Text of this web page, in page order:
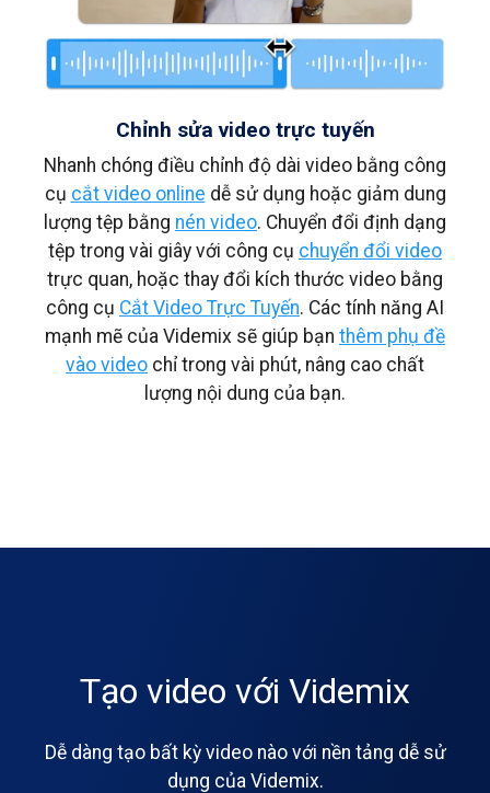
Chỉnh sửa video trực tuyến
Nhanh chóng điều chỉnh độ dài video bằng công
cụ cắt video online dễ sử dụng hoặc giảm dung
lượng tệp bằng nén video. Chuyển đổi định dạng
tệp trong vài giây với công cụ chuyển đổi video
trực quan, hoặc thay đổi kích thước video bằng
công cụ Cắt Video Trực Tuyến. Các tính năng AI
mạnh mẽ của Videmix sẽ giúp bạn thêm phụ đề
vào video chỉ trong vài phút, nâng cao chất
lượng nội dung của bạn.
Tạo video với Videmix
Dễ dàng tạo bất kỳ video nào với nền tảng dễ sử
dụng của Videmix.